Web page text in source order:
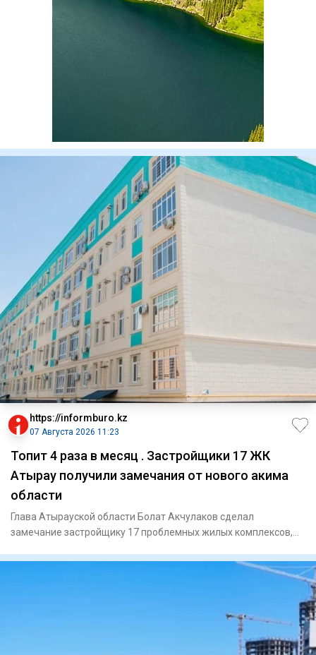
https://informburo.kz
07 Августа 2026 11:23
Топит 4 раза в месяц . Застройщики 17 ЖК
Атырау получили замечания от нового акима
области
Глава Атырауской области Болат Акчулаков сделал
замечание застройщику 17 проблемных жилых комплексов,